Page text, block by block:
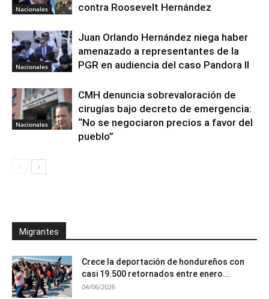
Nacionales
contra Roosevelt Hernández
Nacionales
Juan Orlando Hernández niega haber
amenazado a representantes de la
PGR en audiencia del caso Pandora II
Nacionales
CMH denuncia sobrevaloración de
cirugías bajo decreto de emergencia:
“No se negociaron precios a favor del
pueblo”
Migrantes
Crece la deportación de hondureños con
casi 19.500 retornados entre enero...
04/06/2026